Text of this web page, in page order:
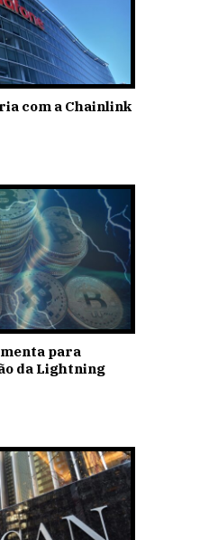
com a Chainlink
para
da Lightning